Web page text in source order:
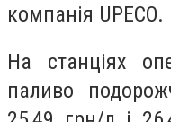
компанія UPECO.
На станціях
паливо